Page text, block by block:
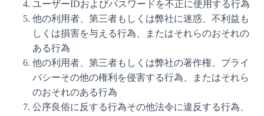
ユーザーIDおよびパスワードを不正に使用する行為
他の利用者、第三者もしくは弊社に迷惑、不利益も
しくは損害を与える行為、またはそれらのおそれの
ある行為
他の利用者、第三者もしくは弊社の著作権、プライ
バシーその他の権利を侵害する行為、またはそれら
のおそれのある行為
公序良俗に反する行為その他法令に違反する行為、